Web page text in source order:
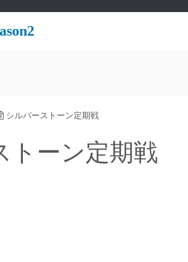
シルバーストーン定期戦
トーン定期戦